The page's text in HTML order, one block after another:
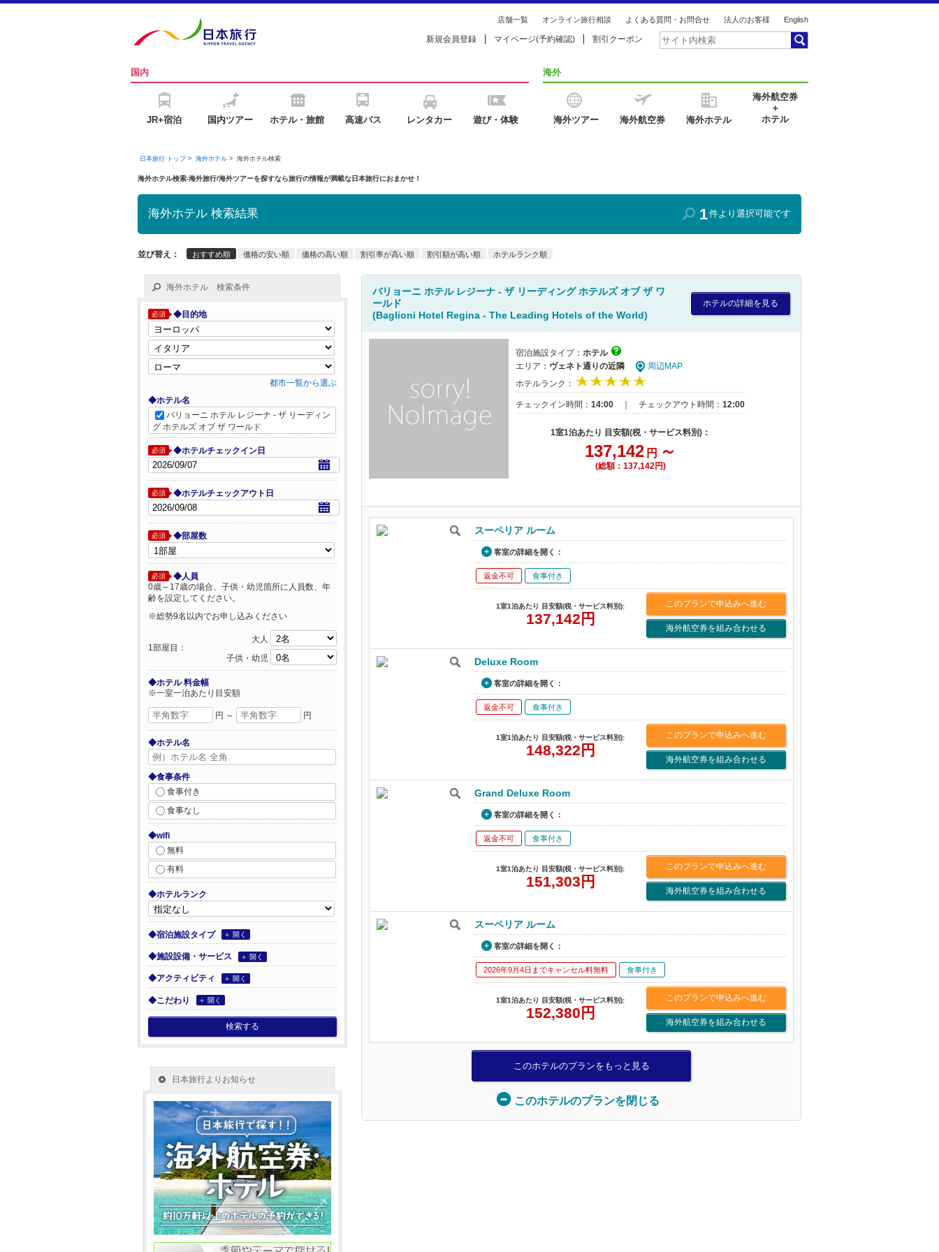
店舗一覧 オンライン旅行相談 よくある質問・お問合せ 法人のお客様 English
新規会員登録 マイページ(予約確認) 割引クーポン
国内
JR+宿泊 国内ツアー ホテル・旅館 高速バス レンタカー 遊び・体験
海外
海外ツアー 海外航空券 海外ホテル
海外航空券
＋
ホテル
日本旅行 トップ> 海外ホテル> 海外ホテル検索
海外ホテル検索-海外旅行/海外ツアーを探すなら旅行の情報が満載な日本旅行におまかせ！
海外ホテル 検索結果 1件より選択可能です
並び替え： おすすめ順 価格の安い順 価格の高い順 割引率が高い順 割引額が高い順 ホテルランク順
バリョーニ ホテル レジーナ - ザ リーディング ホテルズ オブ ザ ワ
ールド
(Baglioni Hotel Regina - The Leading Hotels of the World)
ホテルの詳細を見る
宿泊施設タイプ： ホテル
エリア： ヴェネト通りの近隣
周辺MAP
ホテルランク：
チェックイン時間： 14:00 チェックアウト時間： 12:00
1室1泊あたり 目安額(税・サービス料別)：
137,142 円 ～
(総額：137,142円)
スーペリア ルーム
客室の詳細を開く：
返金不可 食事付き
1室1泊あたり 目安額(税・サービス料別):
137,142 円
このプランで申込みへ進む
海外航空券を組み合わせる
Deluxe Room
客室の詳細を開く：
返金不可 食事付き
1室1泊あたり 目安額(税・サービス料別):
148,322 円
このプランで申込みへ進む
海外航空券を組み合わせる
Grand Deluxe Room
客室の詳細を開く：
返金不可 食事付き
1室1泊あたり 目安額(税・サービス料別):
151,303 円
このプランで申込みへ進む
海外航空券を組み合わせる
スーペリア ルーム
客室の詳細を開く：
2026年9月4日までキャンセル料無料 食事付き
1室1泊あたり 目安額(税・サービス料別):
152,380 円
このプランで申込みへ進む
海外航空券を組み合わせる
このホテルのプランをもっと見る
このホテルのプランを閉じる
海外ホテル 検索条件
必須 ◆目的地
都市一覧から選ぶ
◆ホテル名
バリョーニ ホテル レジーナ - ザ リーディン
グ ホテルズ オブ ザ ワールド
必須 ◆ホテルチェックイン日
必須 ◆ホテルチェックアウト日
必須 ◆部屋数
必須
◆人員
0歳～17歳の場合、子供・幼児箇所に人員数、年
齢を設定してください。
※総勢9名以内でお申し込みください
1部屋目：
大人
子供・幼児
◆ホテル 料金幅
※一室一泊あたり目安額
円 ～ 円
◆ホテル名
◆食事条件
食事付き
食事なし
◆wifi
無料
有料
◆ホテルランク
◆宿泊施設タイプ ＋ 開く
◆施設設備・サービス ＋ 開く
◆アクティビティ ＋ 開く
◆こだわり ＋ 開く
検索する